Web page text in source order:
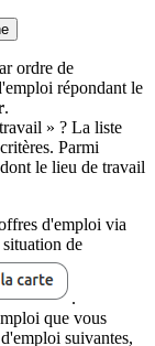
ordre de
répondant le
.
» ? La liste
Parmi
le lieu de travail
d'emploi via
de
.
que vous
suivantes,